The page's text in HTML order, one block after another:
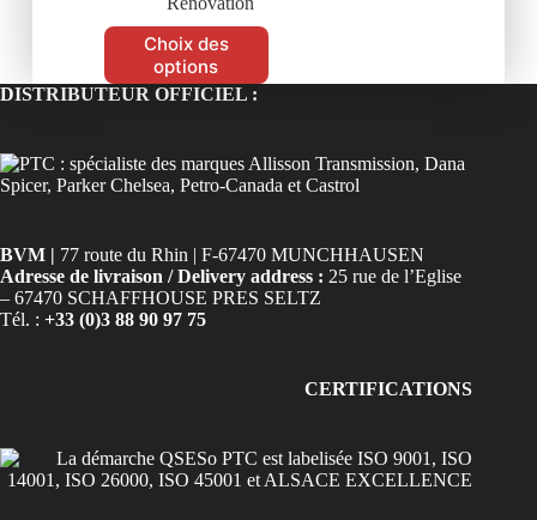
Choix des
options
DISTRIBUTEUR OFFICIEL :
BVM | 77 route du Rhin | F-67470 MUNCHHAUSEN
Adresse de livraison / Delivery address : 25 rue de l’Eglise
– 67470 SCHAFFHOUSE PRES SELTZ
Tél. : +33 (0)3 88 90 97 75
CERTIFICATIONS